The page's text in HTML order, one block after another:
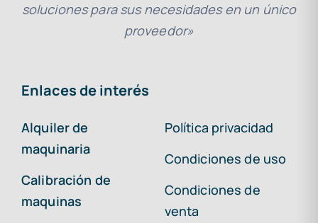
soluciones para sus necesidades en un único
proveedor»
Enlaces de interés
Alquiler de
maquinaria
Calibración de
maquinas
Política privacidad
Condiciones de uso
Condiciones de
venta